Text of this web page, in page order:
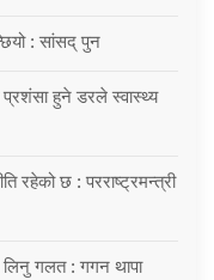
: सांसद् पुन
प्रशंसा हुने डरले स्वास्थ्य
रहेको छ : परराष्ट्रमन्त्री
गलत : गगन थापा